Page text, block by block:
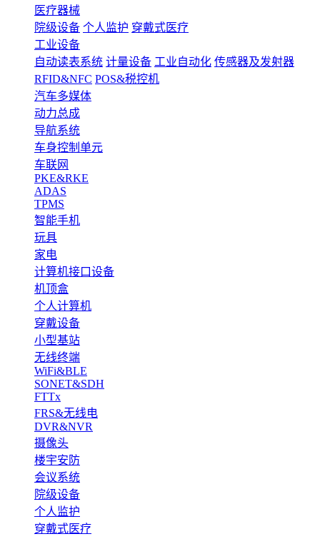
医疗器械
院级设备 个人监护 穿戴式医疗
工业设备
自动读表系统 计量设备 工业自动化 传感器及发射器
RFID&NFC POS&税控机
汽车多媒体
动力总成
导航系统
车身控制单元
车联网
PKE&RKE
ADAS
TPMS
智能手机
玩具
家电
计算机接口设备
机顶盒
个人计算机
穿戴设备
小型基站
无线终端
WiFi&BLE
SONET&SDH
FTTx
FRS&无线电
DVR&NVR
摄像头
楼宇安防
会议系统
院级设备
个人监护
穿戴式医疗